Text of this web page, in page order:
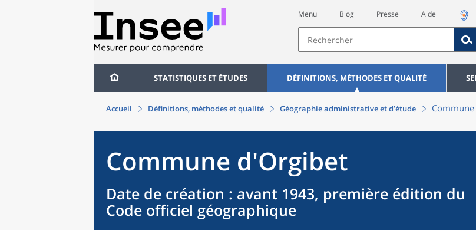
Menu Blog Presse Aide
STATISTIQUES ET ÉTUDES DÉFINITIONS, MÉTHODES ET QUALITÉ
Accueil Définitions, méthodes et qualité Géographie administrative et d’étude Commune
Commune d'Orgibet
Date de création : avant 1943, première édition du
Code officiel géographique